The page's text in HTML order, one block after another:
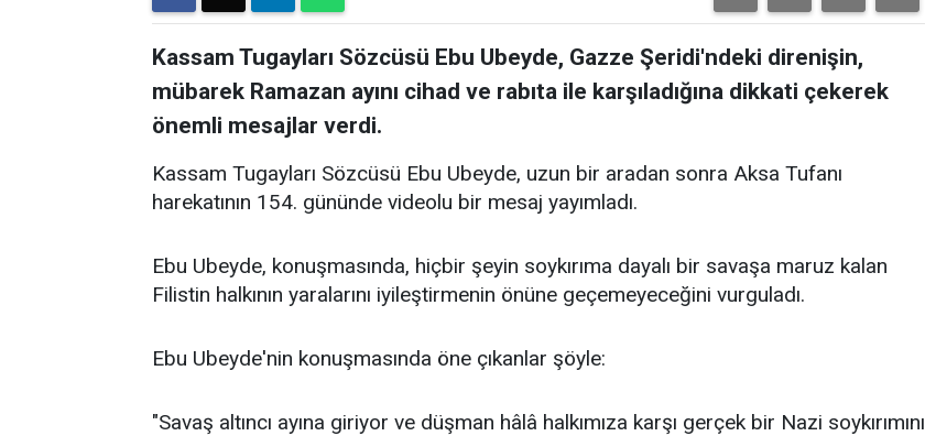
Kassam Tugayları Sözcüsü Ebu Ubeyde, Gazze Şeridi'ndeki direnişin,
mübarek Ramazan ayını cihad ve rabıta ile karşıladığına dikkati çekerek
önemli mesajlar verdi.
Kassam Tugayları Sözcüsü Ebu Ubeyde, uzun bir aradan sonra Aksa Tufanı
harekatının 154. gününde videolu bir mesaj yayımladı.
Ebu Ubeyde, konuşmasında, hiçbir şeyin soykırıma dayalı bir savaşa maruz kalan
Filistin halkının yaralarını iyileştirmenin önüne geçemeyeceğini vurguladı.
Ebu Ubeyde'nin konuşmasında öne çıkanlar şöyle:
"Savaş altıncı ayına giriyor ve düşman hâlâ halkımıza karşı gerçek bir Nazi soykırımını